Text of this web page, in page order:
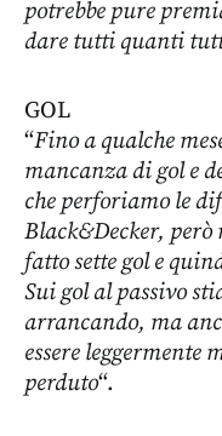
potrebbe pure
dare tutti quanti
GOL
“Fino a qualche
mancanza di gol e
che perforiamo le
Black&Decker,
fatto sette gol e
Sui gol al passivo
arrancando, ma
essere leggermente
perduto“.